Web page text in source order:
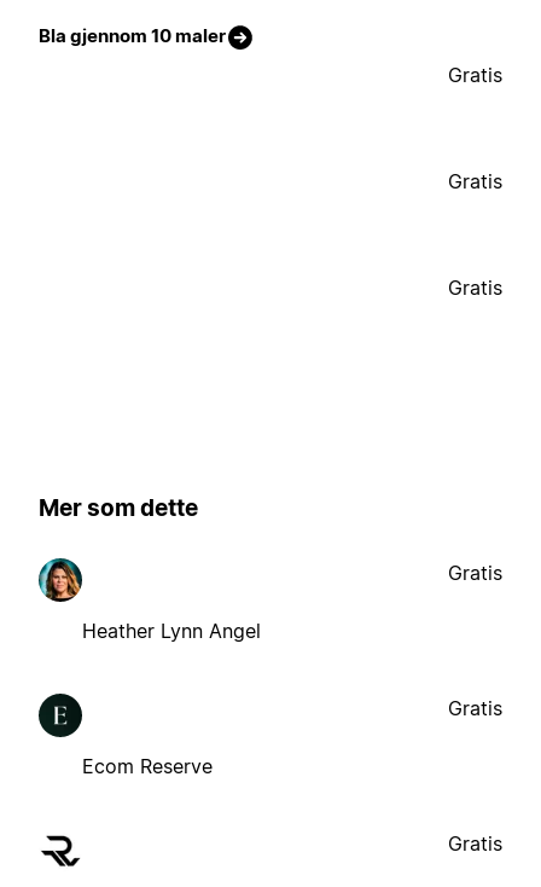
Bla gjennom 10 maler
Gratis
Gratis
Gratis
Mer som dette
Heather Lynn Angel
Gratis
Ecom Reserve
Gratis
Gratis